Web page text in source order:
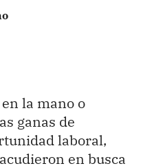
la mano o
ganas de
laboral,
en busca